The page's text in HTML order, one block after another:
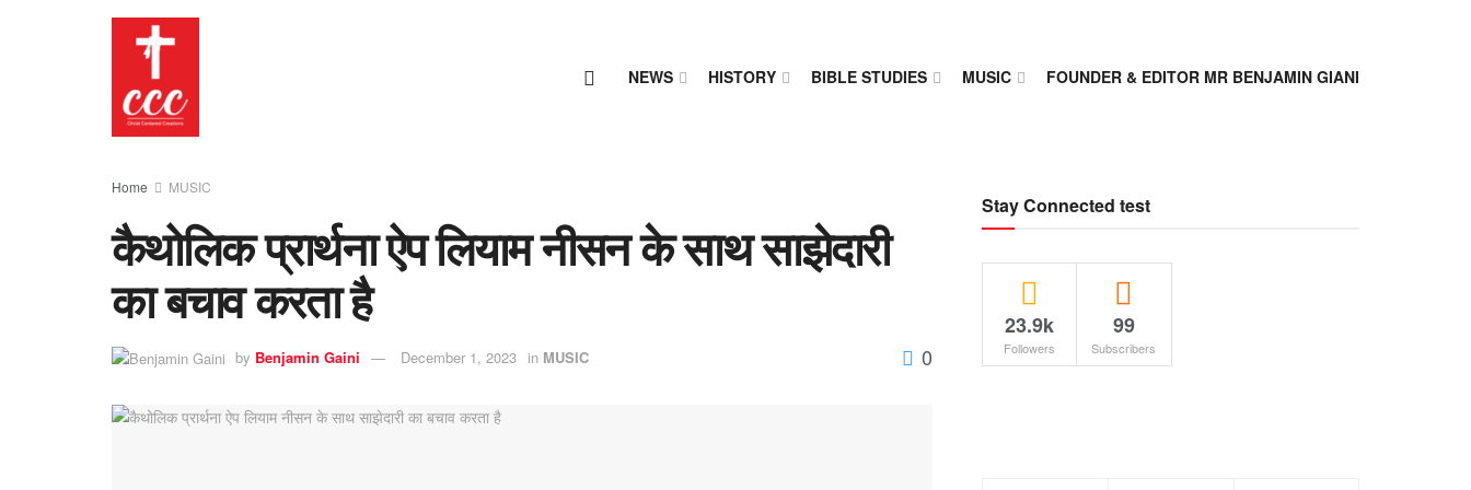
NEWS HISTORY BIBLE STUDIES MUSIC FOUNDER & EDITOR MR BENJAMIN GIANI
Home MUSIC
कैथोलिक प्रार्थना ऐप लियाम नीसन के साथ साझेदारी
का बचाव करता है
by Benjamin Gaini December 1, 2023 in MUSIC 0
Stay Connected test
23.9k
Followers
99
Subscribers